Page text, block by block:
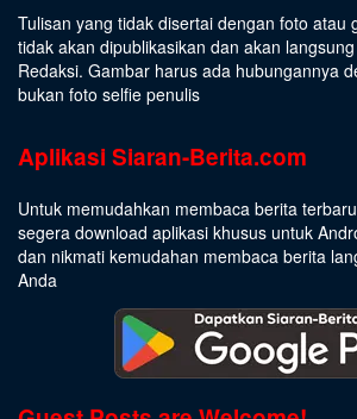
Tulisan yang tidak disertai dengan foto atau
tidak akan dipublikasikan dan akan
Redaksi. Gambar harus ada hubungannya
bukan foto selfie penulis
Aplikasi Siaran-Berita.com
Untuk memudahkan membaca berita
segera download aplikasi khusus untuk
dan nikmati kemudahan membaca berita
Anda